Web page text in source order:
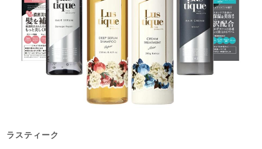
ラスティーク